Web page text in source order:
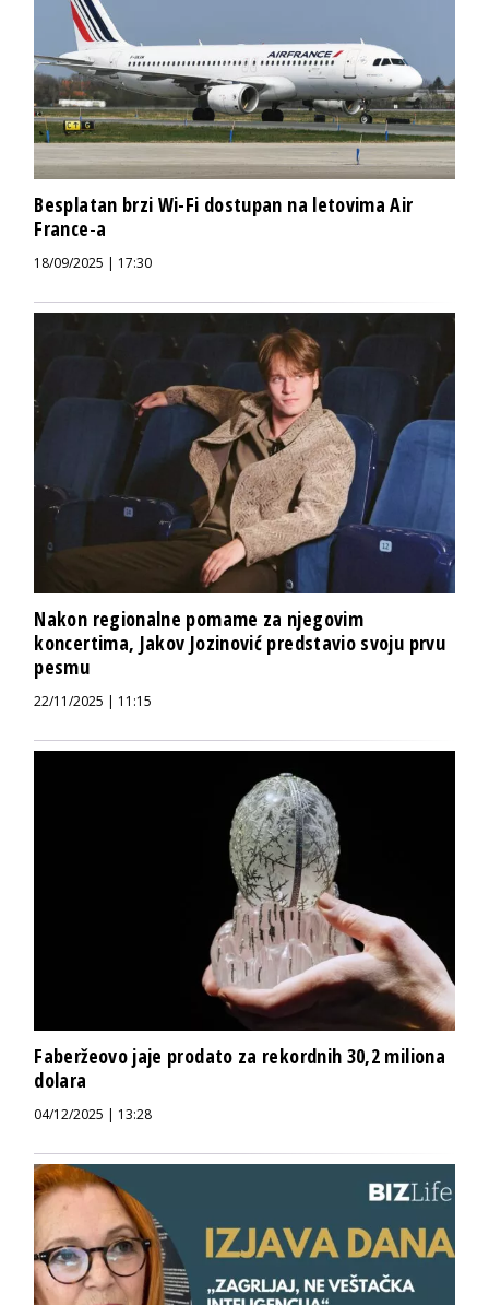
Besplatan brzi Wi-Fi dostupan na letovima Air
France-a
18/09/2025 | 17:30
Nakon regionalne pomame za njegovim
koncertima, Jakov Jozinović predstavio svoju prvu
pesmu
22/11/2025 | 11:15
Faberžeovo jaje prodato za rekordnih 30,2 miliona
dolara
04/12/2025 | 13:28